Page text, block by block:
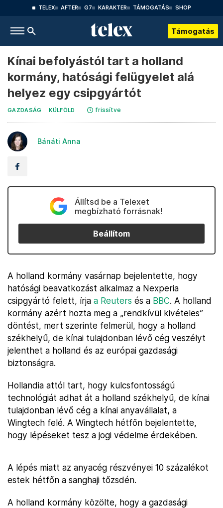
TELEX AFTER G7 KARAKTER TÁMOGATÁS SHOP
Támogatás
Kínai befolyástól tart a holland
kormány, hatósági felügyelet alá
helyez egy csipgyártót
GAZDASÁG KÜLFÖLD frissítve
Bánáti Anna
Állítsd be a Telexet
megbízható forrásnak!
Beállítom
A holland kormány vasárnap bejelentette, hogy
hatósági beavatkozást alkalmaz a Nexperia
csipgyártó felett, írja a Reuters és a BBC. A holland
kormány azért hozta meg a „rendkívül kivételes”
döntést, mert szerinte felmerül, hogy a holland
székhelyű, de kínai tulajdonban lévő cég veszélyt
jelenthet a holland és az európai gazdasági
biztonságra.
Hollandia attól tart, hogy kulcsfontosságú
technológiát adhat át a holland székhelyű, de kínai
tulajdonban lévő cég a kínai anyavállalat, a
Wingtech felé. A Wingtech hétfőn bejelentette,
hogy lépéseket tesz a jogi védelme érdekében.
A lépés miatt az anyacég részvényei 10 százalékot
estek hétfőn a sanghaji tőzsdén.
A holland kormány közölte, hogy a gazdasági